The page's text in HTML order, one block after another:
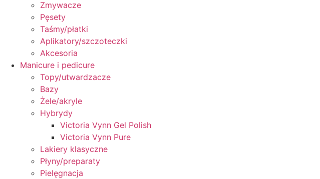
Zmywacze
Pęsety
Taśmy/płatki
Aplikatory/szczoteczki
Akcesoria
Manicure i pedicure
Topy/utwardzacze
Bazy
Żele/akryle
Hybrydy
Victoria Vynn Gel Polish
Victoria Vynn Pure
Lakiery klasyczne
Płyny/preparaty
Pielęgnacja